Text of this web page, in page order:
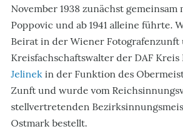
November 1938 zunächst gemeinsam
Poppovic und ab 1941 alleine führte.
Beirat in der Wiener Fotografenzunft
Kreisfachschaftswalter der DAF Kreis
Jelinek in der Funktion des
Zunft und wurde vom
stellvertretenden
Ostmark bestellt.